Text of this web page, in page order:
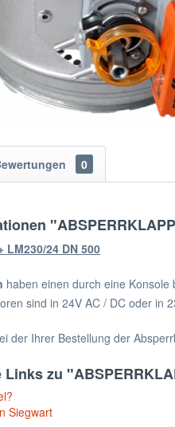
0
LM230/24 DN 500
haben einen durch eine
sind in 24V AC / DC oder in
der Ihrer Bestellung der
zu
Siegwart